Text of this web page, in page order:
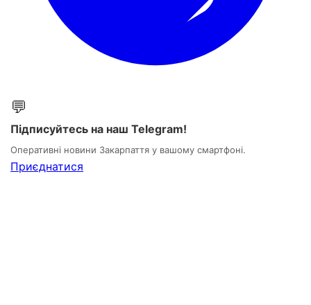
💬
Підписуйтесь на наш Telegram!
Оперативні новини Закарпаття у вашому смартфоні.
Приєднатися